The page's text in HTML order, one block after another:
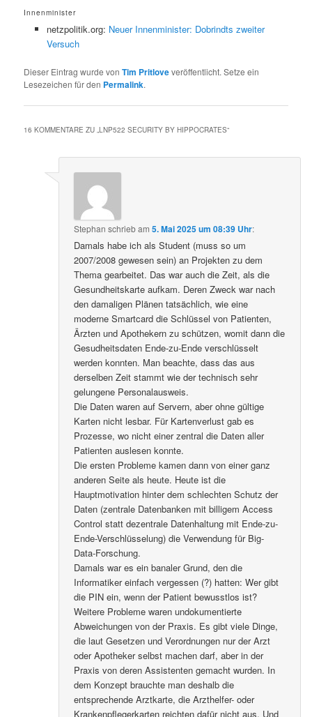
Innenminister
netzpolitik.org: Neuer Innenminister: Dobrindts zweiter
Versuch
Dieser Eintrag wurde vonTim Pritloveveröffentlicht. Setze ein
Lesezeichen für den Permalink.
16 KOMMENTARE ZU „LNP522 SECURITY BY HIPPOCRATES“
Stephan schriebam5. Mai 2025 um 08:39 Uhr:
Damals habe ich als Student (muss so um
2007/2008 gewesen sein) an Projekten zu dem
Thema gearbeitet. Das war auch die Zeit, als die
Gesundheitskarte aufkam. Deren Zweck war nach
den damaligen Plänen tatsächlich, wie eine
moderne Smartcard die Schlüssel von Patienten,
Ärzten und Apothekern zu schützen, womit dann die
Gesudheitsdaten Ende-zu-Ende verschlüsselt
werden konnten. Man beachte, dass das aus
derselben Zeit stammt wie der technisch sehr
gelungene Personalausweis.
Die Daten waren auf Servern, aber ohne gültige
Karten nicht lesbar. Für Kartenverlust gab es
Prozesse, wo nicht einer zentral die Daten aller
Patienten auslesen konnte.
Die ersten Probleme kamen dann von einer ganz
anderen Seite als heute. Heute ist die
Hauptmotivation hinter dem schlechten Schutz der
Daten (zentrale Datenbanken mit billigem Access
Control statt dezentrale Datenhaltung mit Ende-zu-
Ende-Verschlüsselung) die Verwendung für Big-
Data-Forschung.
Damals war es ein banaler Grund, den die
Informatiker einfach vergessen (?) hatten: Wer gibt
die PIN ein, wenn der Patient bewusstlos ist?
Weitere Probleme waren undokumentierte
Abweichungen von der Praxis. Es gibt viele Dinge,
die laut Gesetzen und Verordnungen nur der Arzt
oder Apotheker selbst machen darf, aber in der
Praxis von deren Assistenten gemacht wurden. In
dem Konzept brauchte man deshalb die
entsprechende Arztkarte, die Arzthelfer- oder
Krankenpflegerkarten reichten dafür nicht aus. Und